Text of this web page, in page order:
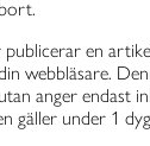
en
webbläsare.
anger endast
gäller under 1